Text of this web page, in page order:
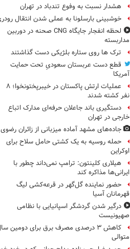
هشدار نسبت به وفوع تندباد در تهران
خوشبینی بارسلونا به عملی شدن انتقال
لحظه انفجار جایگاه CNG صحنه در دوربین
مداربسته
ترک ها روی ستاره بلژیکی دست گذاشتند
قطع دست عربستان سعودیِ تحت حمایت
آمریکا
عملیات ارتش پاکستان در خیبرپختونخوا؛ ۸
نفر کشته شدند
دستگیری باند جاعلان حرفه‌ای مدارک اتباع
خارجی در تهران
جاده‌های مشهد آماده میزبانی از زائران رضوی
حمله روسیه به یک کشتی حامل سلاح برای
اوکراین
هیلاری کلینتون: ترامپ نمی‌داند چطور با
ایرانی‌ها مذاکره کند
حضور نماینده گل‌گهر در قرعه‌کشی لیگ
قهرمانان آسیا
درگیر شدن گردشگر اسپانیایی با نظامی
صهیونیست
کاهش ۳ درصدی مصرف برق برای دومین
متوالی